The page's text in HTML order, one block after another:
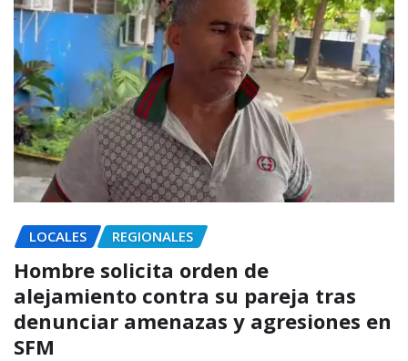
LOCALES REGIONALES
Hombre solicita orden de
alejamiento contra su pareja tras
denunciar amenazas y agresiones en
SFM